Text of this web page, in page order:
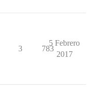
3 783
5 Febrero
2017